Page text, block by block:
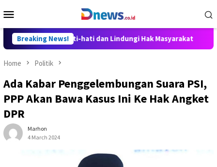
to
Menu
Breaking News!
Disusun Hati-hati dan Lindungi Hak Masyarakat Dosen
Home Politik
Ada Kabar Penggelembungan Suara PSI,
PPP Akan Bawa Kasus Ini Ke Hak Angket
DPR
Marhon
4 March 2024